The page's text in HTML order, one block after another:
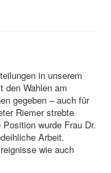
in unserem
den Wahlen am
gegeben – auch für
Riemer strebte
wurde Frau Dr.
Arbeit.
wie auch